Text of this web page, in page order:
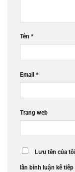
Tên *
Email *
Trang web
Lưu tên của
lần bình luận kế